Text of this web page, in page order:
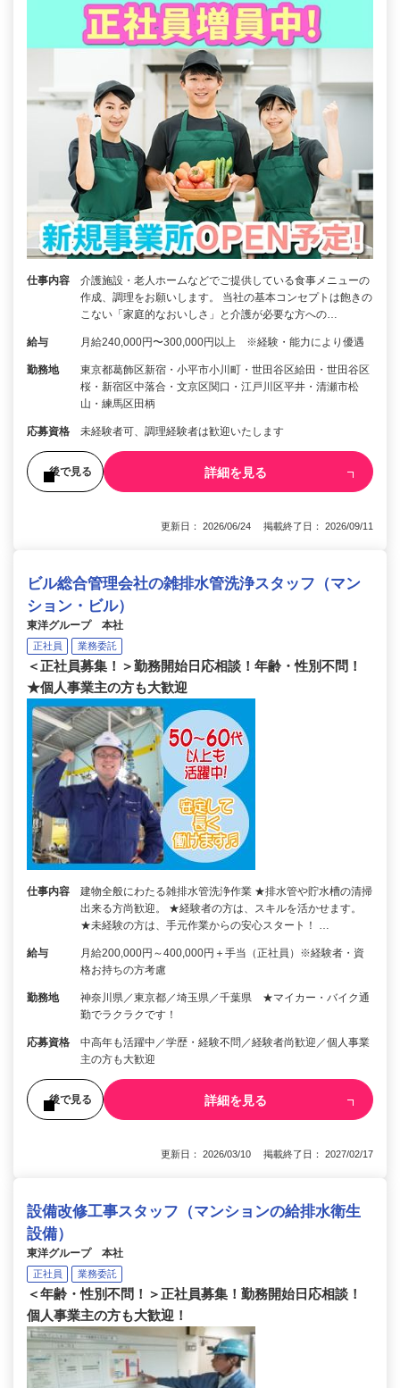
仕事内容
介護施設・老人ホームなどでご提供している食事メニューの
作成、調理をお願いします。 当社の基本コンセプトは飽きの
こない「家庭的なおいしさ」と介護が必要な方への…
給与 月給240,000円〜300,000円以上 ※経験・能力により優遇
勤務地
東京都葛飾区新宿・小平市小川町・世田谷区給田・世田谷区
桜・新宿区中落合・文京区関口・江戸川区平井・清瀬市松
山・練馬区田柄
応募資格 未経験者可、調理経験者は歓迎いたします
後で見る 詳細を見る
更新日： 2026/06/24 掲載終了日： 2026/09/11
ビル総合管理会社の雑排水管洗浄スタッフ（マン
ション・ビル）
東洋グループ 本社
正社員 業務委託
＜正社員募集！＞勤務開始日応相談！年齢・性別不問！
★個人事業主の方も大歓迎
仕事内容
建物全般にわたる雑排水管洗浄作業 ★排水管や貯水槽の清掃
出来る方尚歓迎。 ★経験者の方は、スキルを活かせます。
★未経験の方は、手元作業からの安心スタート！ …
給与
月給200,000円～400,000円＋手当（正社員）※経験者・資
格お持ちの方考慮
勤務地
神奈川県／東京都／埼玉県／千葉県 ★マイカー・バイク通
勤でラクラクです！
応募資格
中高年も活躍中／学歴・経験不問／経験者尚歓迎／個人事業
主の方も大歓迎
後で見る 詳細を見る
更新日： 2026/03/10 掲載終了日： 2027/02/17
設備改修工事スタッフ（マンションの給排水衛生
設備）
東洋グループ 本社
正社員 業務委託
＜年齢・性別不問！＞正社員募集！勤務開始日応相談！
個人事業主の方も大歓迎！